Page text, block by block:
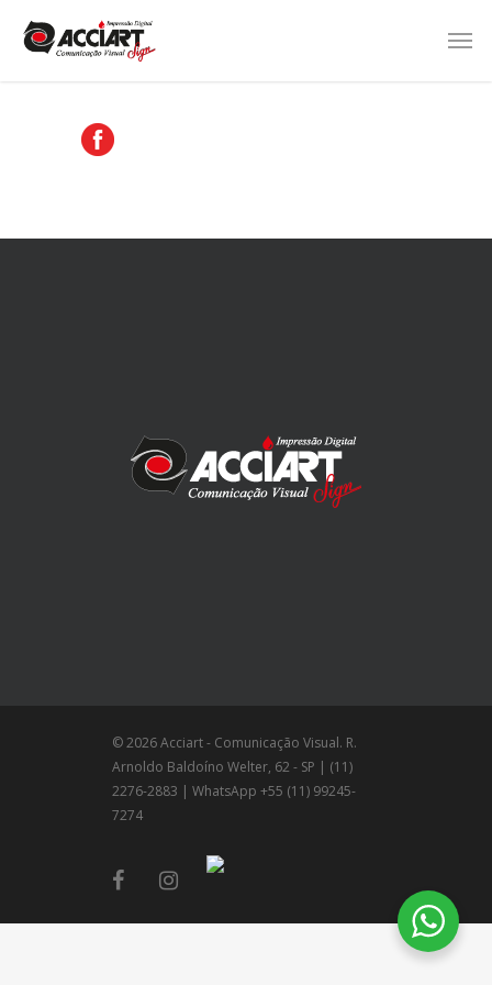
© 2026 Acciart - Comunicação Visual. R.
Arnoldo Baldoíno Welter, 62 - SP | (11)
2276-2883 | WhatsApp +55 (11) 99245-
7274